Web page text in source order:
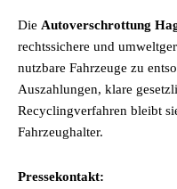
Die Autoverschrottung
rechtssichere und
nutzbare Fahrzeuge zu
Auszahlungen, klare
Recyclingverfahren bleibt
Fahrzeughalter.
Pressekontakt: